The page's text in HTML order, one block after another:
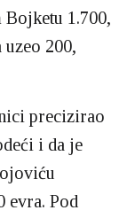
Bojketu 1.700,
200,
precizirao
i da je
evra. Pod